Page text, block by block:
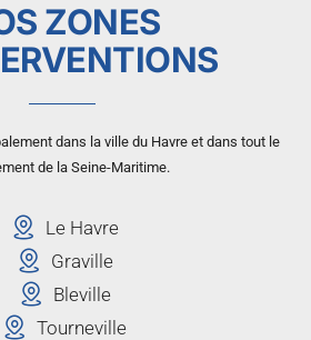
ZONES
dans la ville du Havre et dans tout le
de la Seine-Maritime.
Le Havre
Graville
Bleville
Tourneville